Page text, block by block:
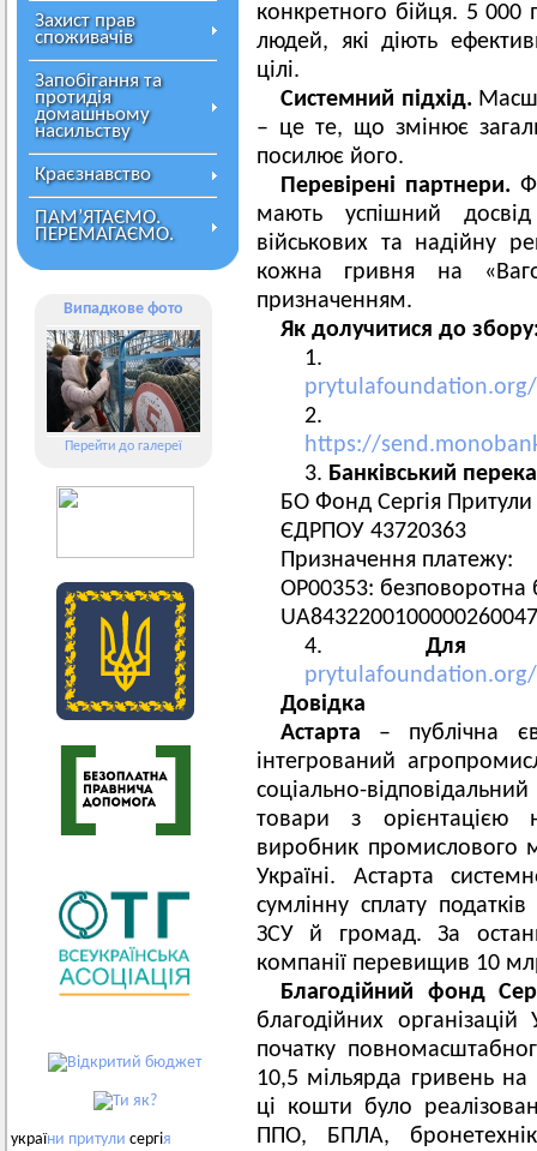
Захист прав
споживачів
Запобігання та
протидія
домашньому
насильству
Краєзнавство
ПАМ’ЯТАЄМО.
ПЕРЕМАГАЄМО.
Випадкове фото
Перейти до галереї
україни притули сергія
конкретного бійця. 5 000
людей, які діють
цілі.
Системний підхід.
– це те, що змінює
посилює його.
Перевірені партнери.
мають успішний досвід
військових та надійну
кожна гривня на
призначенням.
Як долучитися до
https://
Банківський
БО Фонд Сергія Притули
ЄДРПОУ 43720363
Призначення платежу:
OP00353: безповоротна
Для
Довідка
Астарта – публічна
інтегрований
соціально-
товари з орієнтацією
виробник промислового
Україні. Астарта
сумлінну сплату
ЗСУ й громад. За
компанії перевищив 10
Благодійний фонд
благодійних
початку
10,5 мільярда гривень
ці кошти було
ППО, БПЛА,